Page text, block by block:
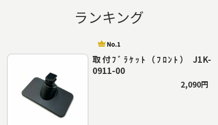
ランキング
取付ﾌﾞﾗｹｯﾄ（ﾌﾛﾝﾄ） J1K-
0911-00
2,090円